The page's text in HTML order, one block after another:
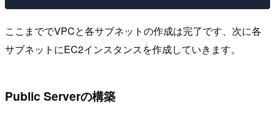
ここまででVPCと各サブネットの作成は完了です、次に各
サブネットにEC2インスタンスを作成していきます。
Public Serverの構築